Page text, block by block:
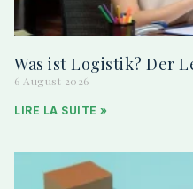
Was ist Logistik? Der
6 August 2026
LIRE LA SUITE »